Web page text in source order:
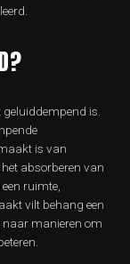
is.
is van
absorberen van
ruimte,
vilt behang een
naar manieren om